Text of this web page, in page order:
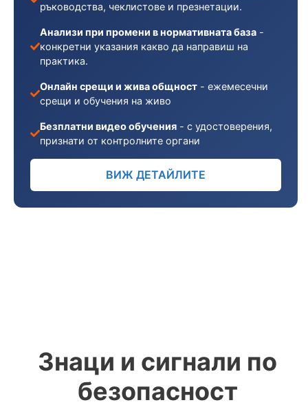
Знаци и сигнали по
безопасност
ръководства, чеклистове и презнетации.
Анализи при промени в нормативната база -
конкретни указания какво да направиш на
практика.
Онлайн срещи и жива общност - ежемесечни
срещи и обучения на живо
Безплатни видео обучения - с удостоверения,
признати от контролните органи
ВИЖ ДЕТАЙЛИТЕ